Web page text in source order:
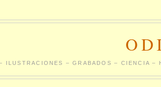
ILUSTRACIONES – GRABADOS – CIENCIA –